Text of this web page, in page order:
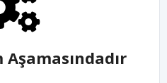
Aşamasındadır